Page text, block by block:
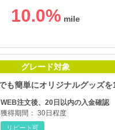
10.0%
グレード対象
WEB注文後、20日以内の入金確認
獲得期間： 30日程度
リピート可